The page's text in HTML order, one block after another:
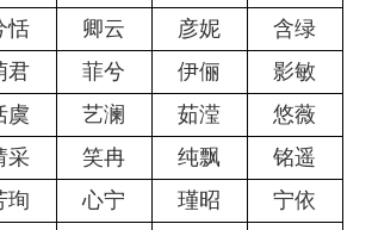
恬 卿云 彦妮
含绿
君 菲兮 伊俪
影敏
虞 艺澜 茹滢
悠薇
采 笑冉 纯飘
铭遥
珣 心宁 瑾昭
宁依